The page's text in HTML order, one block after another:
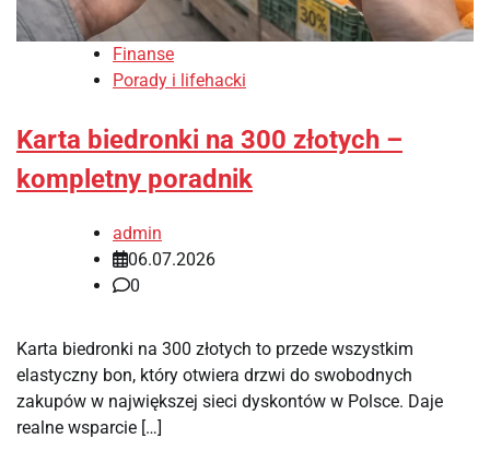
Finanse
Porady i lifehacki
Karta biedronki na 300 złotych –
kompletny poradnik
admin
06.07.2026
0
Karta biedronki na 300 złotych to przede wszystkim
elastyczny bon, który otwiera drzwi do swobodnych
zakupów w największej sieci dyskontów w Polsce. Daje
realne wsparcie […]